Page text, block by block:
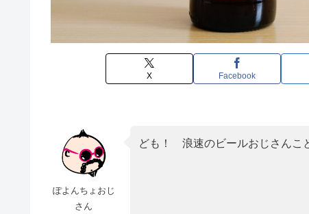
X Facebook
ぽよんちょおじ
さん
ども！ 浪速のビールおじさんこ